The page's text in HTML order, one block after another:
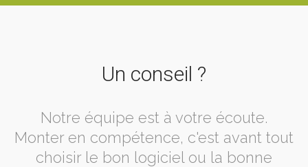
Un conseil ?
Notre équipe est à votre écoute.
Monter en compétence, c'est avant tout
choisir le bon logiciel ou la bonne